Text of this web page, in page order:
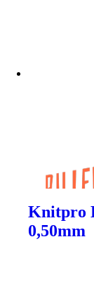
Knitpro
0,50mm